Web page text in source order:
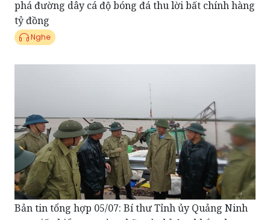
Nghe
Bản tin tổng hợp 05/07: Bí thư Tỉnh ủy Quảng Ninh
trực tiếp kiểm tra vùng bão và chỉ đạo khắc phục
hậu quả